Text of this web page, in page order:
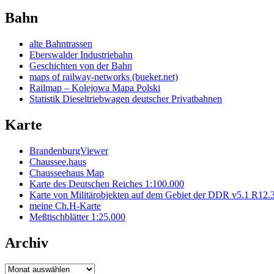
Bahn
alte Bahntrassen
Eberswalder Industriebahn
Geschichten von der Bahn
maps of railway-networks (bueker.net)
Railmap – Kolejowa Mapa Polski
Statistik Dieseltriebwagen deutscher Privatbahnen
Karte
BrandenburgViewer
Chaussee.haus
Chausseehaus Map
Karte des Deutschen Reiches 1:100.000
Karte von Militärobjekten auf dem Gebiet der DDR v5.1
meine Ch.H-Karte
Meßtischblätter 1:25.000
Archiv
Archiv